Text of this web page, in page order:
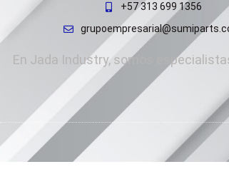
+57 313 699 1356
En Jada Industry, somos